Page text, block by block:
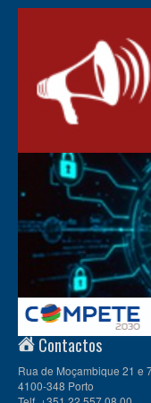
Contactos
Rua de Moçambique 21 e
4100-348 Porto